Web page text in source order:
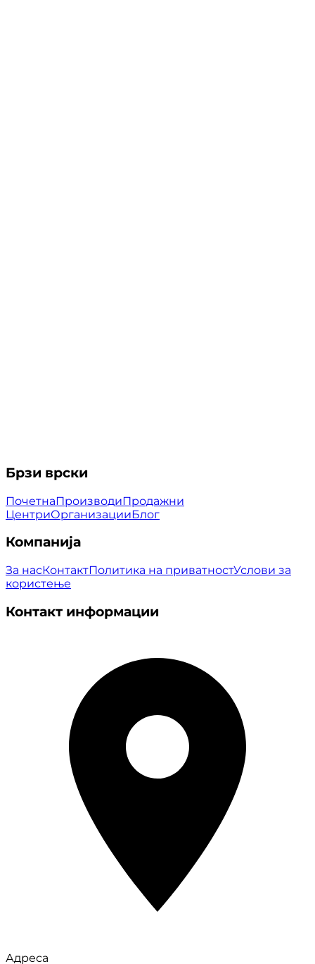
Брзи врски
ПочетнаПроизводиПродажни
ЦентриОрганизацииБлог
Компанија
За насКонтактПолитика на приватностУслови за
користење
Контакт информации
Адреса